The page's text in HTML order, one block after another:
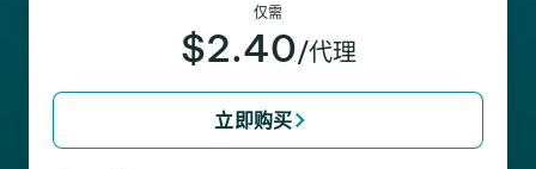
仅需
$2.40/代理
立即购买